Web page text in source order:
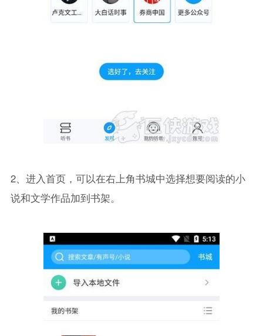
2、进入首页，可以在右上角书城中选择想要阅读的小
说和文学作品加到书架。